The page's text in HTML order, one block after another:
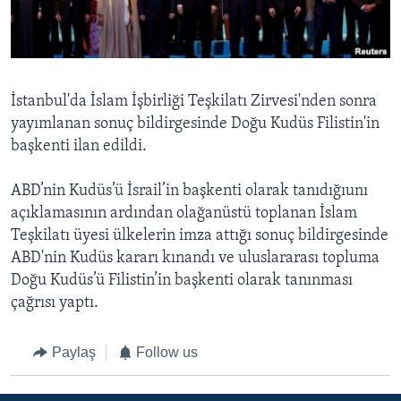
HAYATTAN
SANAT
BIZI TAKIP EDIN
Diller
İstanbul'da İslam İşbirliği Teşkilatı Zirvesi'nden sonra
yayımlanan sonuç bildirgesinde Doğu Kudüs Filistin'in
başkenti ilan edildi.
ABD’nin Kudüs’ü İsrail’in başkenti olarak tanıdığıunı
açıklamasının ardından olağanüstü toplanan İslam
Teşkilatı üyesi ülkelerin imza attığı sonuç bildirgesinde
ABD'nin Kudüs kararı kınandı ve uluslararası topluma
Doğu Kudüs’ü Filistin’in başkenti olarak tanınması
çağrısı yaptı.
Paylaş Follow us